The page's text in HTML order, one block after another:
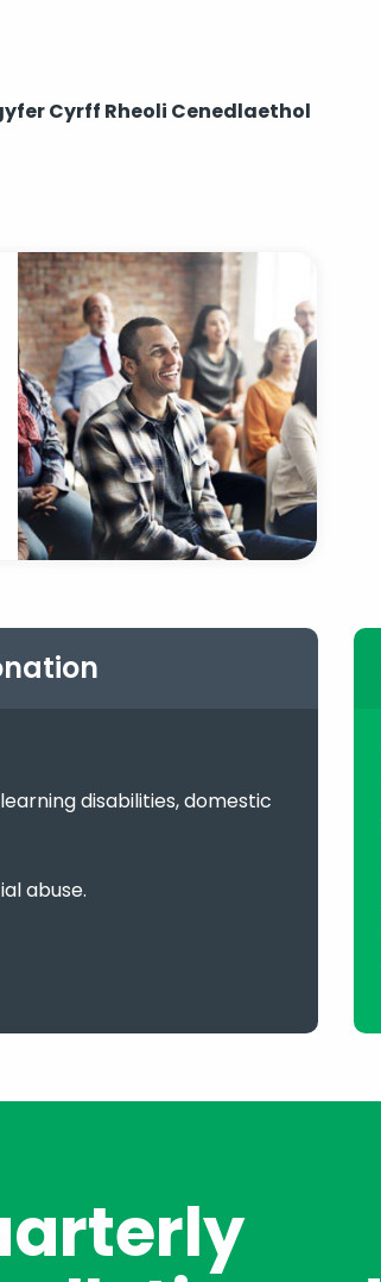
Cyrff Rheoli Cenedlaethol
disabilities, domestic
abuse.